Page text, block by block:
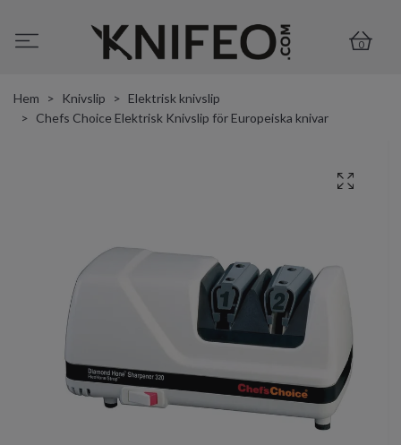
0
Hem Knivslip
Elektrisk knivslip
Chefs Choice Elektrisk Knivslip för Europeiska knivar